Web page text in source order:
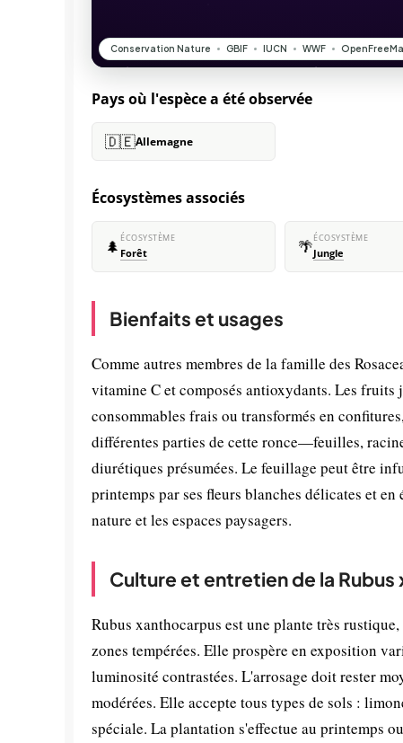
Pays où l'espèce a été observée
🇩🇪Allemagne
Écosystèmes associés
🌲 ÉCOSYSTÈME
Forêt 🌴ÉCOSYSTÈME
Jungle
Bienfaits et usages
Comme autres membres de la famille des
vitamine C et composés antioxydants. Les
consommables frais ou transformés en
différentes parties de cette ronce—feuilles,
diurétiques présumées. Le feuillage peut être
printemps par ses fleurs blanches délicates et
nature et les espaces paysagers.
Culture et entretien de la
Rubus xanthocarpus est une plante très
zones tempérées. Elle prospère en exposition
luminosité contrastées. L'arrosage doit rester
modérées. Elle accepte tous types de sols :
spéciale. La plantation s'effectue au printemps